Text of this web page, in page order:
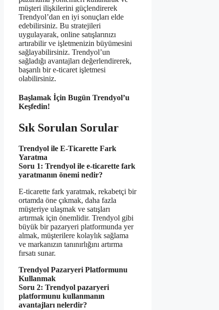
müşteri ilişkilerini güçlendirerek
Trendyol’dan en iyi sonuçları elde
edebilirsiniz. Bu stratejileri
uygulayarak, online satışlarınızı
artırabilir ve işletmenizin büyümesini
sağlayabilirsiniz. Trendyol’un
sağladığı avantajları değerlendirerek,
başarılı bir e-ticaret işletmesi
olabilirsiniz.
Başlamak İçin Bugün Trendyol’u
Keşfedin!
Sık Sorulan Sorular
Trendyol ile E-Ticarette Fark
Yaratma
Soru 1: Trendyol ile e-ticarette fark
yaratmanın önemi nedir?
E-ticarette fark yaratmak, rekabetçi bir
ortamda öne çıkmak, daha fazla
müşteriye ulaşmak ve satışları
artırmak için önemlidir. Trendyol gibi
büyük bir pazaryeri platformunda yer
almak, müşterilere kolaylık sağlama
ve markanızın tanınırlığını artırma
fırsatı sunar.
Trendyol Pazaryeri Platformunu
Kullanmak
Soru 2: Trendyol pazaryeri
platformunu kullanmanın
avantajları nelerdir?